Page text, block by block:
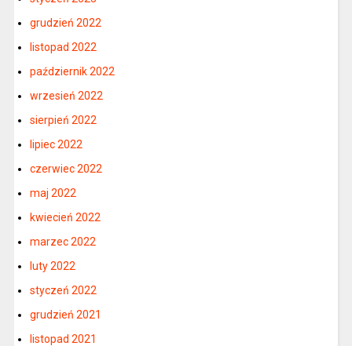
grudzień 2022
listopad 2022
październik 2022
wrzesień 2022
sierpień 2022
lipiec 2022
czerwiec 2022
maj 2022
kwiecień 2022
marzec 2022
luty 2022
styczeń 2022
grudzień 2021
listopad 2021